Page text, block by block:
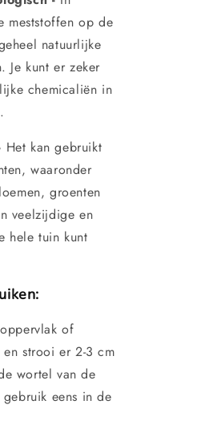
meststoffen op de
natuurlijke
Je kunt er zeker
chemicaliën in
Het kan gebruikt
waaronder
groenten
veelzijdige en
hele tuin kunt
of
strooi er 2-3 cm
wortel van de
eens in de